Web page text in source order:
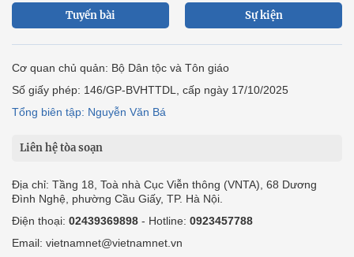
Tuyến bài Sự kiện
Cơ quan chủ quản: Bộ Dân tộc và Tôn giáo
Số giấy phép: 146/GP-BVHTTDL, cấp ngày 17/10/2025
Tổng biên tập: Nguyễn Văn Bá
Liên hệ tòa soạn
Địa chỉ: Tầng 18, Toà nhà Cục Viễn thông (VNTA), 68 Dương
Đình Nghệ, phường Cầu Giấy, TP. Hà Nội.
Điện thoại: 02439369898 - Hotline: 0923457788
Email: vietnamnet@vietnamnet.vn